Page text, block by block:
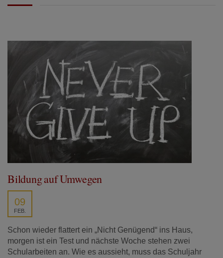
Bildung auf Umwegen
09
FEB.
Schon wieder flattert ein „Nicht Genügend“ ins Haus,
morgen ist ein Test und nächste Woche stehen zwei
Schularbeiten an. Wie es aussieht, muss das Schuljahr